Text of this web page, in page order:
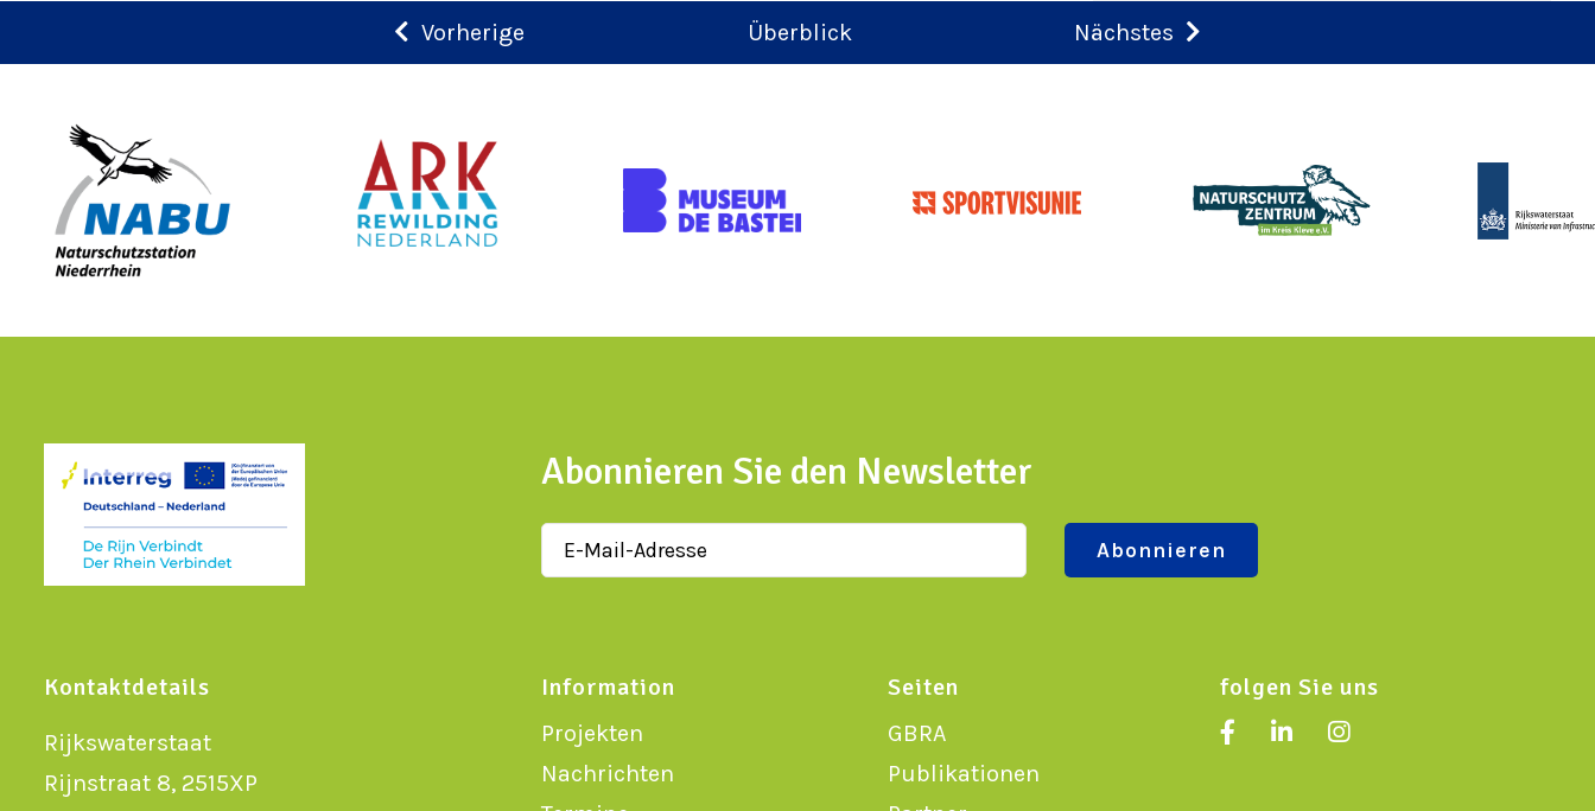
Vorherige Überblick Nächstes
Abonnieren Sie den Newsletter
Kontaktdetails
Rijkswaterstaat
Rijnstraat 8, 2515XP
Information
Projekten
Nachrichten
Seiten
GBRA
Publikationen
folgen Sie uns